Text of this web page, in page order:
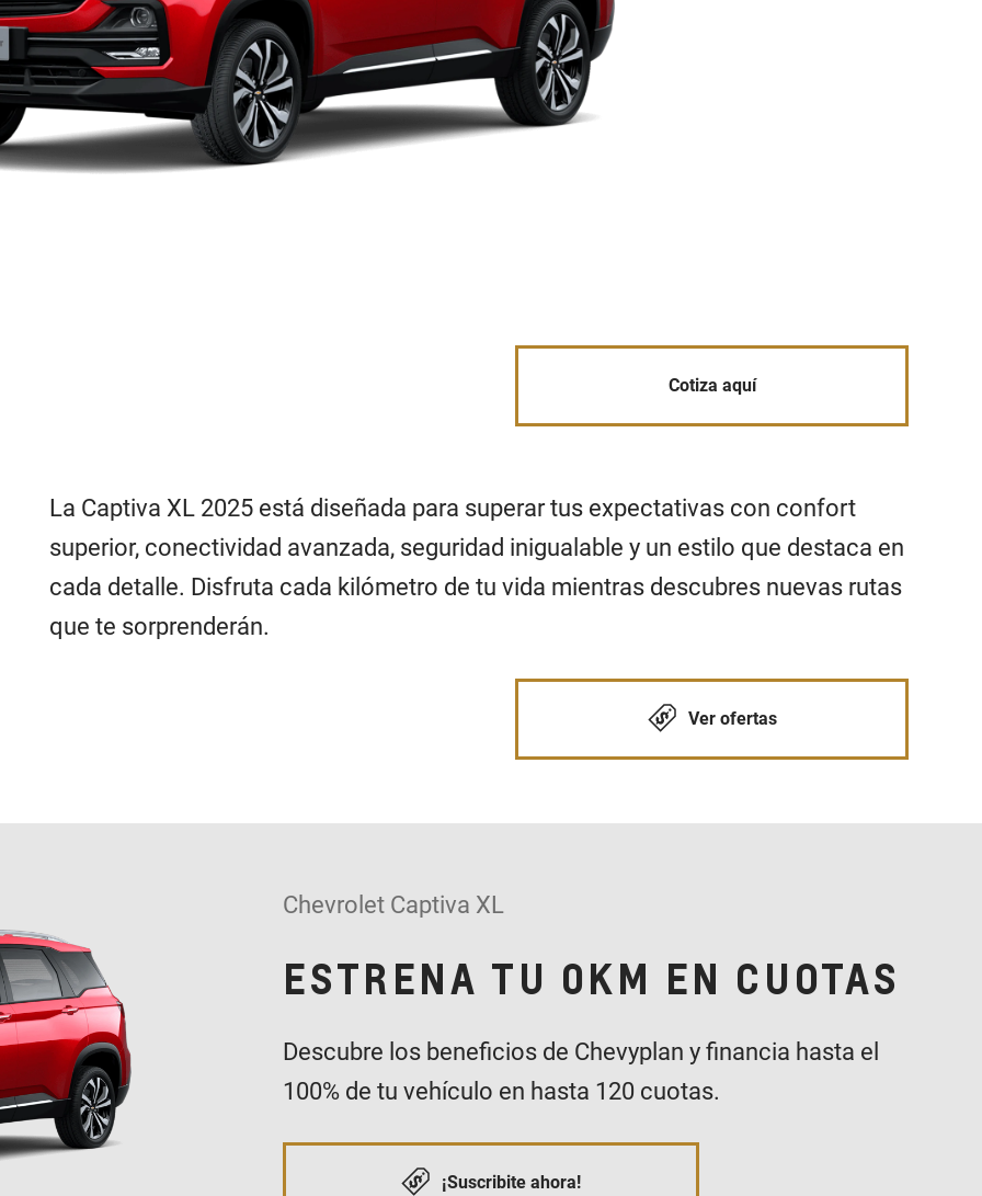
Cotiza aquí
La Captiva XL 2025 está diseñada para superar tus expectativas con confort
superior, conectividad avanzada, seguridad inigualable y un estilo que destaca en
cada detalle. Disfruta cada kilómetro de tu vida mientras descubres nuevas rutas
que te sorprenderán.
Ver ofertas
Chevrolet Captiva XL
ESTRENA TU 0KM EN CUOTAS
Descubre los beneficios de Chevyplan y financia hasta el
100% de tu vehículo en hasta 120 cuotas.
¡Suscribite ahora!